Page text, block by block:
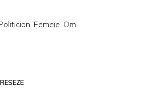
Femeie. Om